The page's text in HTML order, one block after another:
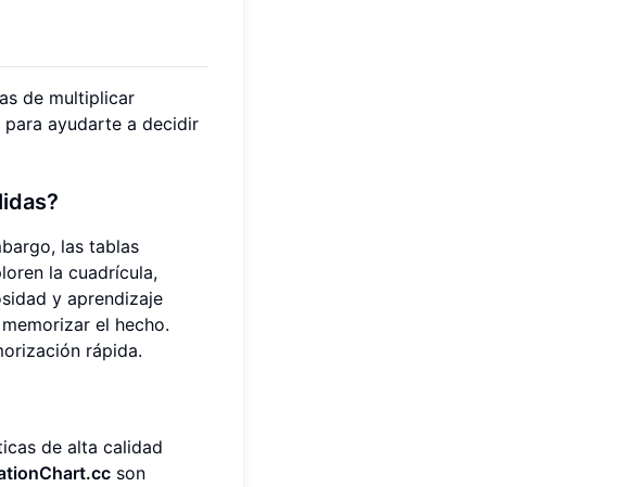
de multiplicar
ayudarte a decidir
las tablas
la cuadrícula,
y aprendizaje
el hecho.
rápida.
de alta calidad
son